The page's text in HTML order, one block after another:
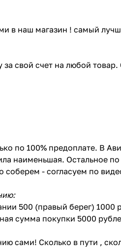
в наш магазин ! самый
за свой счет на любой
по 100% предоплате. В
наименьшая. Остальное
соберем - согласуем по
500 (правый берег)
сумма покупки 5000
сами! Сколько в пути ,